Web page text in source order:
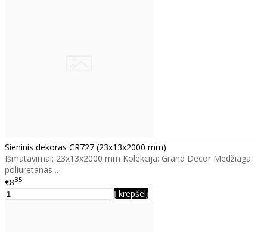
Sieninis dekoras CR727 (23x13x2000 mm)
Išmatavimai: 23x13x2000 mm Kolekcija: Grand Decor Medžiaga:
poliuretanas ..
€835
Į krepšelį